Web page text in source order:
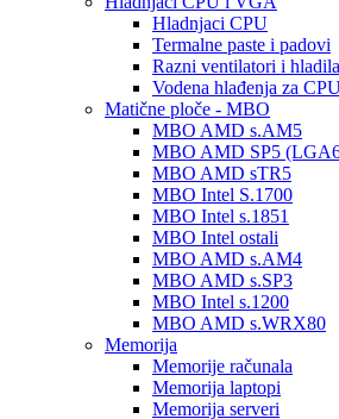
Hladnjaci CPU
Termalne paste i padovi
Razni ventilatori i hladila
Vodena hlađenja za
Matične ploče - MBO
MBO AMD s.AM5
MBO AMD SP5
MBO AMD sTR5
MBO Intel S.1700
MBO Intel s.1851
MBO Intel ostali
MBO AMD s.AM4
MBO AMD s.SP3
MBO Intel s.1200
MBO AMD s.WRX80
Memorija
Memorije računala
Memorija laptopi
Memorija serveri